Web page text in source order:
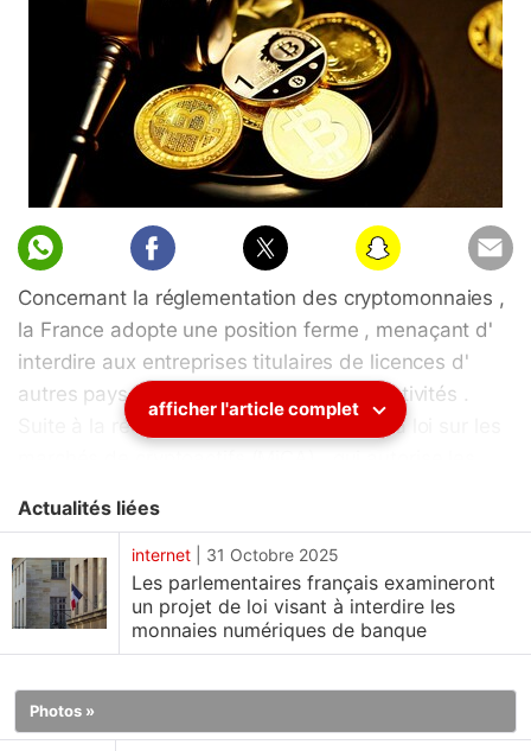
Concernant la réglementation des cryptomonnaies ,
la France adopte une position ferme , menaçant d'
interdire aux entreprises titulaires de licences d'
autres pays de l' UE d' y exercer leurs activités .
Suite à la récente entrée en vigueur de la loi sur les
licences acquises dans un seul pays, cette mesure
suscite des inquiétudes quant aux lacunes en
matière d'application . Les responsables français
affirment qu'avec la délocalisation des entreprises
vers des pays où la surveillance est moins stricte ,
brèches.
afficher l'article complet
Actualités liées
internet 31 Octobre 2025
Les parlementaires français examineront
un projet de loi visant à interdire les
monnaies numériques de banque
Photos »